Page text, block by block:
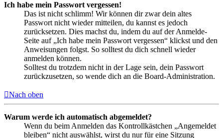
Ich habe mein Passwort vergessen!
Das ist nicht schlimm! Wir können dir zwar dein altes
Passwort nicht wieder mitteilen, du kannst es jedoch
zurücksetzen. Dies machst du, indem du auf der Anmelde-
Seite auf „Ich habe mein Passwort vergessen“ klickst und den
Anweisungen folgst. So solltest du dich schnell wieder
anmelden können.
Solltest du trotzdem nicht in der Lage sein, dein Passwort
zurückzusetzen, so wende dich an die Board-Administration.
Nach oben
Warum werde ich automatisch abgemeldet?
Wenn du beim Anmelden das Kontrollkästchen „Angemeldet
bleiben“ nicht auswählst, wirst du nur für eine Sitzung